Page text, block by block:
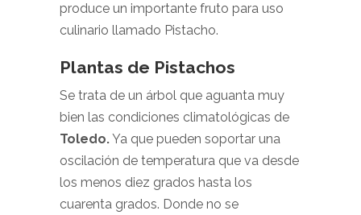
produce un importante fruto para uso
culinario llamado Pistacho.
Plantas de Pistachos
Se trata de un árbol que aguanta muy
bien las condiciones climatológicas de
Toledo.Ya que pueden soportar una
oscilación de temperatura que va desde
los menos diez grados hasta los
cuarenta grados. Donde no se